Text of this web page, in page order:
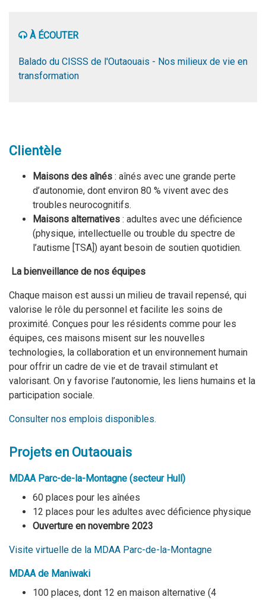
À ÉCOUTER
Balado du CISSS de l'Outaouais - Nos milieux de vie en
transformation
Clientèle
Maisons des aînés : aînés avec une grande perte
d’autonomie, dont environ 80 % vivent avec des
troubles neurocognitifs.
Maisons alternatives : adultes avec une déficience
(physique, intellectuelle ou trouble du spectre de
l’autisme [TSA]) ayant besoin de soutien quotidien.
La bienveillance de nos équipes
Chaque maison est aussi un milieu de travail repensé, qui
valorise le rôle du personnel et facilite les soins de
proximité. Conçues pour les résidents comme pour les
équipes, ces maisons misent sur les nouvelles
technologies, la collaboration et un environnement humain
pour offrir un cadre de vie et de travail stimulant et
valorisant. On y favorise l’autonomie, les liens humains et la
participation sociale.
Consulter nos emplois disponibles.
Projets en Outaouais
MDAA Parc-de-la-Montagne (secteur Hull)
60 places pour les aînées
12 places pour les adultes avec déficience physique
Ouverture en novembre 2023
Visite virtuelle de la MDAA Parc-de-la-Montagne
MDAA de Maniwaki
100 places, dont 12 en maison alternative (4